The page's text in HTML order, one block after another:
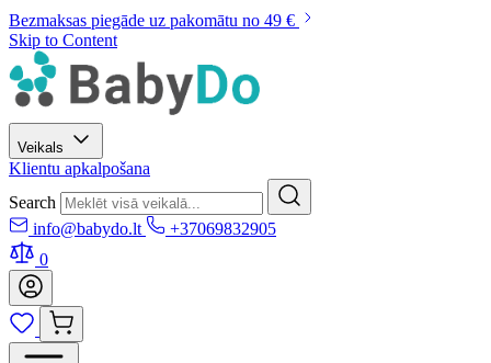
Bezmaksas piegāde uz pakomātu no 49 €
Skip to Content
Veikals
Klientu apkalpošana
Search
info@babydo.lt
+37069832905
0